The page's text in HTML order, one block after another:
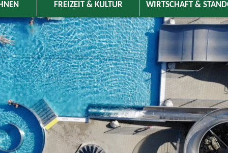
FREIZEIT & KULTUR WIRTSCHAFT &